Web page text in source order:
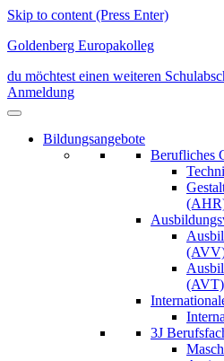
Skip to content (Press Enter)
Goldenberg Europakolleg
du möchtest einen weiteren
Anmeldung
Bildungsangebote
Berufliches
(AVT)
3J